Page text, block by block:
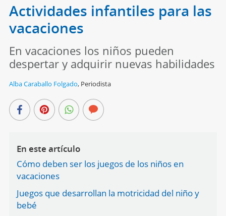
Actividades infantiles para las
vacaciones
En vacaciones los niños pueden
despertar y adquirir nuevas habilidades
Alba Caraballo Folgado, Periodista
En este artículo
Cómo deben ser los juegos de los niños en
vacaciones
Juegos que desarrollan la motricidad del niño y
bebé